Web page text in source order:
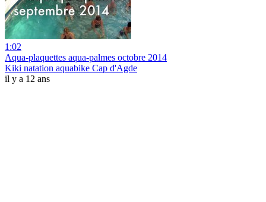
1:02
Aqua-plaquettes aqua-palmes octobre 2014
Kiki natation aquabike Cap d'Agde
il y a 12 ans